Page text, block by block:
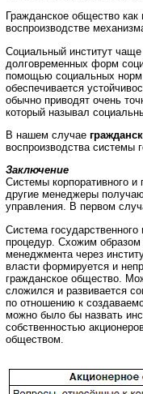
Гражданское общество как
воспроизводстве
Социальный институт
долговременных форм
помощью социальных норм
обеспечивается
обычно приводят очень
который называл
В нашем случае
воспроизводства системы
Заключение
Системы корпоративного
другие менеджеры
управления. В первом
Система
процедур. Схожим образом
менеджмента через
власти формируется и
гражданское общество.
сложился и развивается
по отношению к
можно было бы назвать
собственностью
обществом.